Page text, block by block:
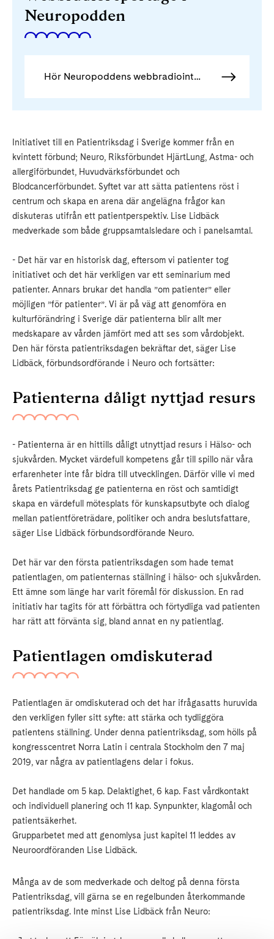
Neuropodden
Hör Neuropoddens webbradiointervju
Initiativet till en Patientriksdag i Sverige kommer från en
kvintett förbund; Neuro, Riksförbundet HjärtLung, Astma- och
allergiförbundet, Huvudvärksförbundet och
Blodcancerförbundet. Syftet var att sätta patientens röst i
centrum och skapa en arena där angelägna frågor kan
diskuteras utifrån ett patientperspektiv. Lise Lidbäck
medverkade som både gruppsamtalsledare och i panelsamtal.
- Det här var en historisk dag, eftersom vi patienter tog
initiativet och det här verkligen var ett seminarium med
patienter. Annars brukar det handla ”om patienter” eller
möjligen ”för patienter”. Vi är på väg att genomföra en
kulturförändring i Sverige där patienterna blir allt mer
medskapare av vården jämfört med att ses som vårdobjekt.
Den här första patientriksdagen bekräftar det, säger Lise
Lidbäck, förbundsordförande i Neuro och fortsätter:
Patienterna dåligt nyttjad resurs
- Patienterna är en hittills dåligt utnyttjad resurs i Hälso- och
sjukvården. Mycket värdefull kompetens går till spillo när våra
erfarenheter inte får bidra till utvecklingen. Därför ville vi med
årets Patientriksdag ge patienterna en röst och samtidigt
skapa en värdefull mötesplats för kunskapsutbyte och dialog
mellan patientföreträdare, politiker och andra beslutsfattare,
säger Lise Lidbäck förbundsordförande Neuro.
Det här var den första patientriksdagen som hade temat
patientlagen, om patienternas ställning i hälso- och sjukvården.
Ett ämne som länge har varit föremål för diskussion. En rad
initiativ har tagits för att förbättra och förtydliga vad patienten
har rätt att förvänta sig, bland annat en ny patientlag.
Patientlagen omdiskuterad
Patientlagen är omdiskuterad och det har ifrågasatts huruvida
den verkligen fyller sitt syfte: att stärka och tydliggöra
patientens ställning. Under denna patientriksdag, som hölls på
kongresscentret Norra Latin i centrala Stockholm den 7 maj
2019, var några av patientlagens delar i fokus.
Det handlade om 5 kap. Delaktighet, 6 kap. Fast vårdkontakt
och individuell planering och 11 kap. Synpunkter, klagomål och
patientsäkerhet.
Grupparbetet med att genomlysa just kapitel 11 leddes av
Neuroordföranden Lise Lidbäck.
Många av de som medverkade och deltog på denna första
Patientriksdag, vill gärna se en regelbunden återkommande
patientriksdag. Inte minst Lise Lidbäck från Neuro: